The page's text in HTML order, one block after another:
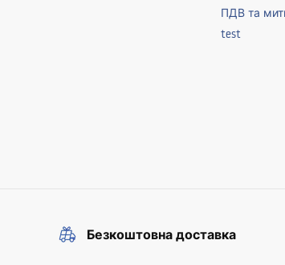
ПДВ та
test
Безкоштовна доставка